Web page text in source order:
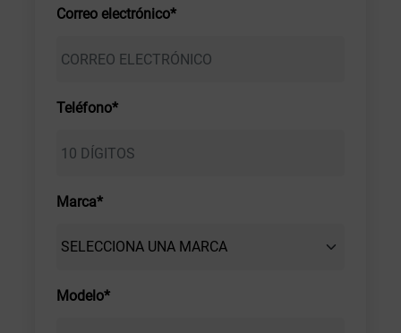
Correo electrónico*
Teléfono*
Marca*
Modelo*